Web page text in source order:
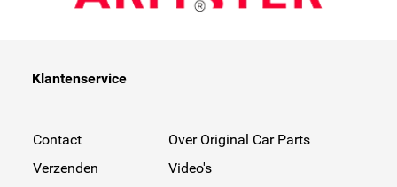
Klantenservice
Contact
Verzenden
Over Original Car Parts
Video's